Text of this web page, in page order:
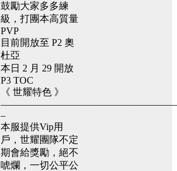
鼓勵大家多多練
級，打團本高質量
PVP
目前開放至 P2 奧
杜亞
本日 2 月 29 開放
P3 TOC
《 世耀特色 》
–
本服提供Vip用
戶，世耀團隊不定
期會給獎勵，絕不
唬爛，一切公平公